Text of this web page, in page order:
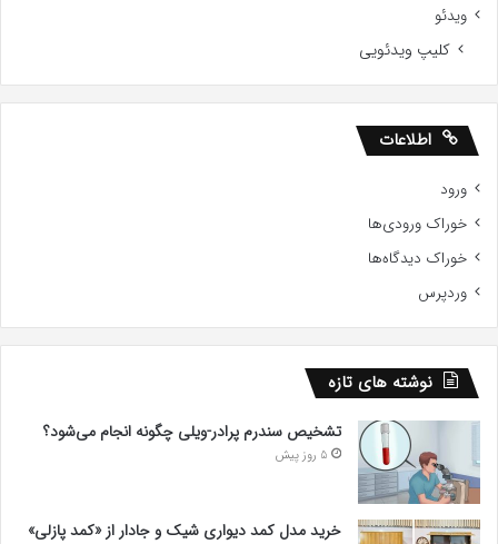
ویدئو
کلیپ ویدئویی
اطلاعات
ورود
خوراک ورودی‌ها
خوراک دیدگاه‌ها
وردپرس
نوشته های تازه
تشخیص سندرم پرادر-ویلی چگونه انجام می‌شود؟
5 روز پیش
خرید مدل کمد دیواری شیک و جادار از «کمد پازلی»